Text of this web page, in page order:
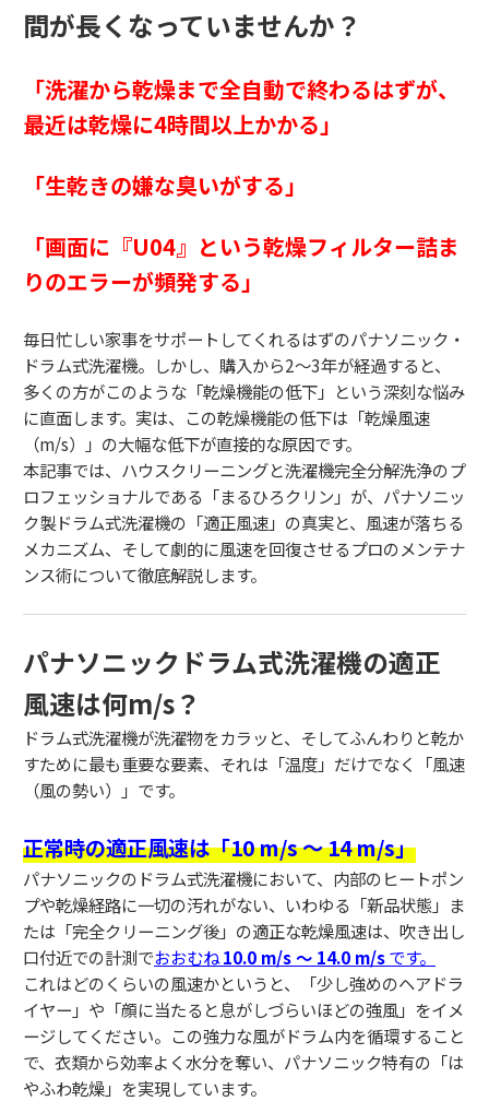
間が長くなっていませんか？
「洗濯から乾燥まで全自動で終わるはずが、
最近は乾燥に4時間以上かかる」
「生乾きの嫌な臭いがする」
「画面に『U04』という乾燥フィルター詰ま
りのエラーが頻発する」
毎日忙しい家事をサポートしてくれるはずのパナソニック・
ドラム式洗濯機。しかし、購入から2〜3年が経過すると、
多くの方がこのような「乾燥機能の低下」という深刻な悩み
に直面します。実は、この乾燥機能の低下は「乾燥風速
（m/s）」の大幅な低下が直接的な原因です。
本記事では、ハウスクリーニングと洗濯機完全分解洗浄のプ
ロフェッショナルである「まるひろクリン」が、パナソニッ
ク製ドラム式洗濯機の「適正風速」の真実と、風速が落ちる
メカニズム、そして劇的に風速を回復させるプロのメンテナ
ンス術について徹底解説します。
パナソニックドラム式洗濯機の適正
風速は何m/s？
ドラム式洗濯機が洗濯物をカラッと、そしてふんわりと乾か
すために最も重要な要素、それは「温度」だけでなく「風速
（風の勢い）」です。
正常時の適正風速は「10 m/s ～ 14 m/s」
パナソニックのドラム式洗濯機において、内部のヒートポン
プや乾燥経路に一切の汚れがない、いわゆる「新品状態」ま
たは「完全クリーニング後」の適正な乾燥風速は、吹き出し
口付近での計測でおおむね10.0 m/s ～ 14.0 m/sです。
これはどのくらいの風速かというと、「少し強めのヘアドラ
イヤー」や「顔に当たると息がしづらいほどの強風」をイメ
ージしてください。この強力な風がドラム内を循環すること
で、衣類から効率よく水分を奪い、パナソニック特有の「は
やふわ乾燥」を実現しています。